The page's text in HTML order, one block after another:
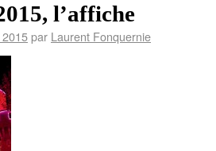
l’affiche
par Laurent Fonquernie